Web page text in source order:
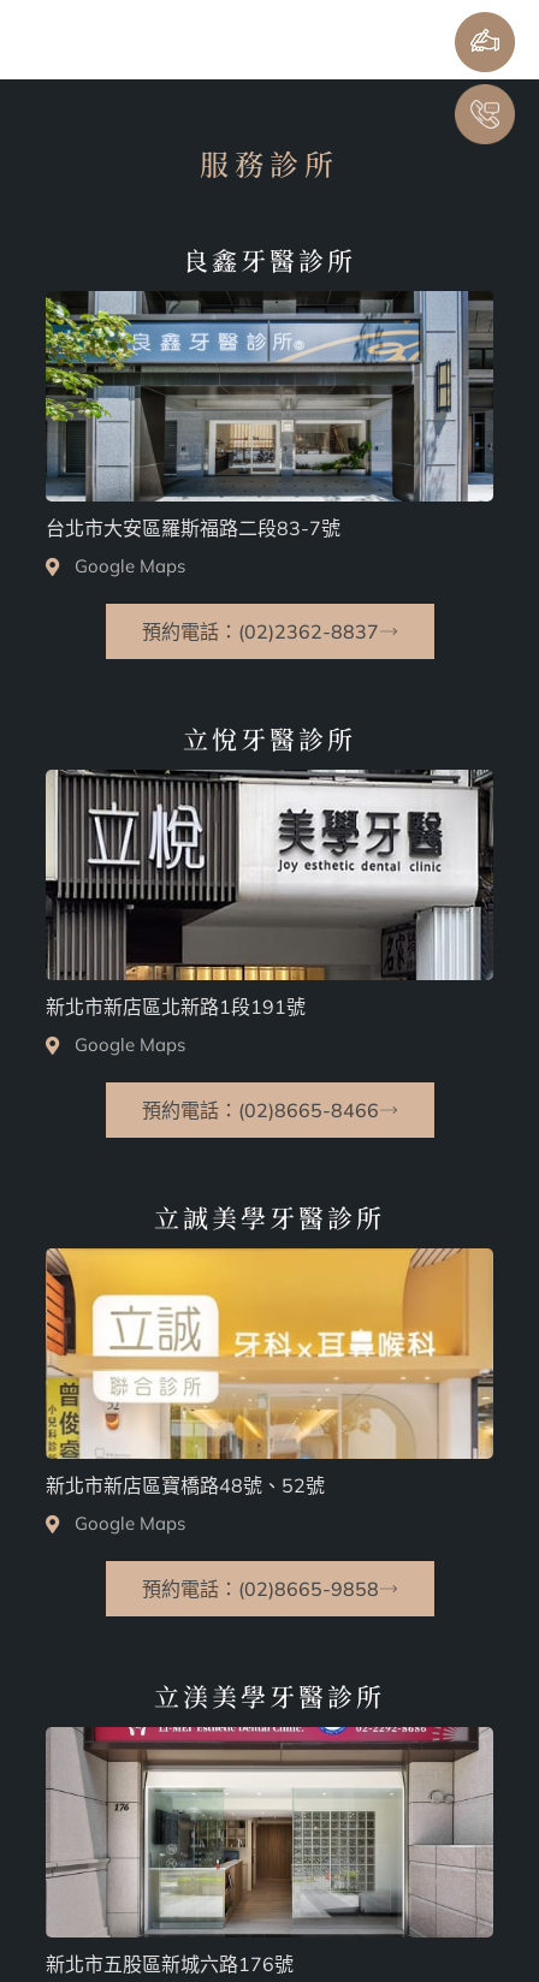
服務診所
良鑫牙醫診所
台北市大安區羅斯福路二段83-7號
Google Maps
預約電話：(02)2362-8837
立悅牙醫診所
新北市新店區北新路1段191號
Google Maps
預約電話：(02)8665-8466
立誠美學牙醫診所
新北市新店區寶橋路48號、52號
Google Maps
預約電話：(02)8665-9858
立渼美學牙醫診所
新北市五股區新城六路176號